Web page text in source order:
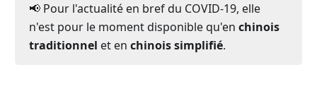
📢 Pour l'actualité en bref du COVID-19, elle
n'est pour le moment disponible qu'en chinois
traditionnel et en chinois simplifié.